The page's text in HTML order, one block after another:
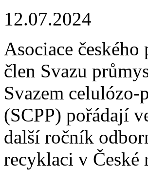
12.07.2024
Asociace
člen Svazu
Svazem
(SCPP) pořádají
další ročník
recyklaci v České